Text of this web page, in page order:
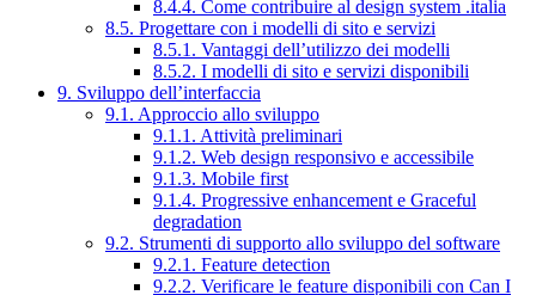
8.4.4. Come contribuire al design system .italia
8.5. Progettare con i modelli di sito e servizi
8.5.1. Vantaggi dell’utilizzo dei modelli
8.5.2. I modelli di sito e servizi disponibili
9. Sviluppo dell’interfaccia
9.1. Approccio allo sviluppo
9.1.1. Attività preliminari
9.1.2. Web design responsivo e accessibile
9.1.3. Mobile first
9.1.4. Progressive enhancement e Graceful
degradation
9.2. Strumenti di supporto allo sviluppo del software
9.2.1. Feature detection
9.2.2. Verificare le feature disponibili con Can I